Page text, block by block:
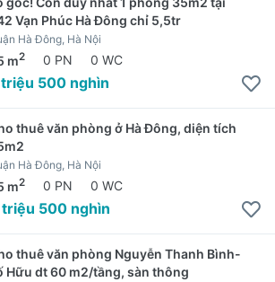
Vạn Phúc Hà Đông chỉ 5,5tr
Hà Đông, Hà Nội
m2 0 PN 0 WC
500 nghìn
thuê văn phòng ở Hà Đông, diện tích
Hà Đông, Hà Nội
m2 0 PN 0 WC
500 nghìn
thuê văn phòng Nguyễn Thanh Bình-
Hữu dt 60 m2/tầng, sàn thông